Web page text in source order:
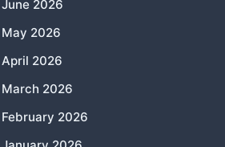
June 2026
May 2026
April 2026
March 2026
February 2026